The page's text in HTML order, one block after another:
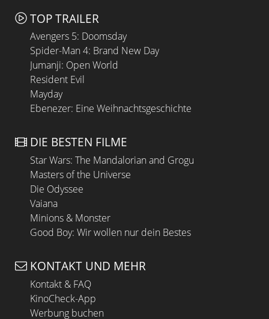
TOP TRAILER
Avengers 5: Doomsday
Spider-Man 4: Brand New Day
Jumanji: Open World
Resident Evil
Mayday
Ebenezer: Eine Weihnachtsgeschichte
DIE BESTEN FILME
Star Wars: The Mandalorian and Grogu
Masters of the Universe
Die Odyssee
Vaiana
Minions & Monster
Good Boy: Wir wollen nur dein Bestes
KONTAKT UND MEHR
Kontakt & FAQ
KinoCheck-App
Werbung buchen